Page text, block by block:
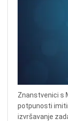
Znanstvenici s
potpunosti
izvršavanje